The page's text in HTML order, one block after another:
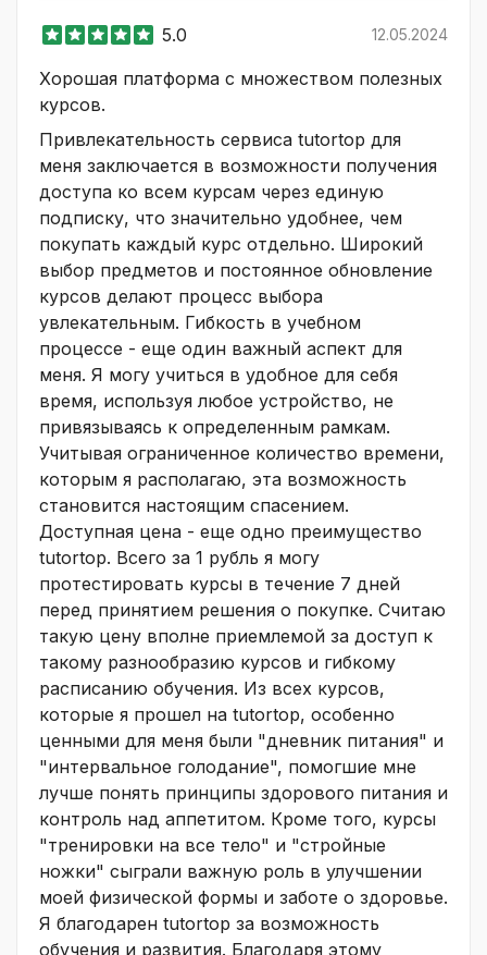
5.0 12.05.2024
Хорошая платформа с множеством полезных
курсов.
Привлекательность сервиса tutortop для
меня заключается в возможности получения
доступа ко всем курсам через единую
подписку, что значительно удобнее, чем
покупать каждый курс отдельно. Широкий
выбор предметов и постоянное обновление
курсов делают процесс выбора
увлекательным. Гибкость в учебном
процессе - еще один важный аспект для
меня. Я могу учиться в удобное для себя
время, используя любое устройство, не
привязываясь к определенным рамкам.
Учитывая ограниченное количество времени,
которым я располагаю, эта возможность
становится настоящим спасением.
Доступная цена - еще одно преимущество
tutortop. Всего за 1 рубль я могу
протестировать курсы в течение 7 дней
перед принятием решения о покупке. Считаю
такую цену вполне приемлемой за доступ к
такому разнообразию курсов и гибкому
расписанию обучения. Из всех курсов,
которые я прошел на tutortop, особенно
ценными для меня были "дневник питания" и
"интервальное голодание", помогшие мне
лучше понять принципы здорового питания и
контроль над аппетитом. Кроме того, курсы
"тренировки на все тело" и "стройные
ножки" сыграли важную роль в улучшении
моей физической формы и заботе о здоровье.
Я благодарен tutortop за возможность
обучения и развития. Благодаря этому